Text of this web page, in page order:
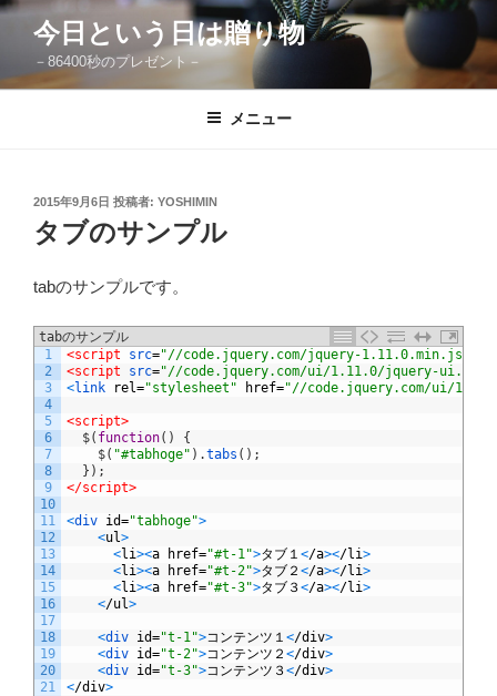
コ
ン
今日という日は贈り物
－86400秒のプレゼント－
メニュー
投
稿
日:
2015年9月6日 投稿者: YOSHIMIN
タブのサンプル
tabのサンプルです。
tabのサンプル
1
2
3
4
5
6
7
8
9
10
11
12
13
14
15
16
17
18
19
20
21
<script src="//code.jquery.com/jquery-1.11.0.min.js"
<script src="//code.jquery.com/ui/1.11.0/jquery-ui.js"
<link rel="stylesheet" href="//code.jquery.com/ui/
<script>
$( function( )
{
$( "#tabhoge" ) .tabs ( ) ;
} ) ;
</script>
<div id="tabhoge">
<ul>
<li><a href="#t-1">タブ１ </a></li>
<li><a href="#t-2">タブ２ </a></li>
<li><a href="#t-3">タブ３ </a></li>
</ul>
<div id="t-1">コンテンツ１ </div>
<div id="t-2">コンテンツ２ </div>
<div id="t-3">コンテンツ３ </div>
</div>